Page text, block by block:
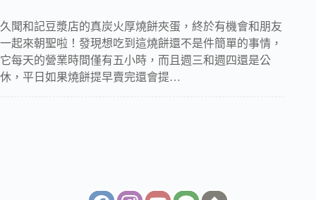
久聞和記豆漿店的真炭火厚燒餅夾蛋，終於有機會和朋友
一起來朝聖啦！發現想吃到這燒餅還不是件簡單的事情，
它每天的營業時間僅有五小時，而且週三和週四還是公
休，平日如果燒餅提早賣完還會提…